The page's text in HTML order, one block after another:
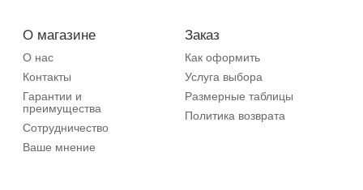
О магазине
О нас
Контакты
Гарантии и
преимущества
Сотрудничество
Ваше мнение
Заказ
Как оформить
Услуга выбора
Размерные таблицы
Политика возврата